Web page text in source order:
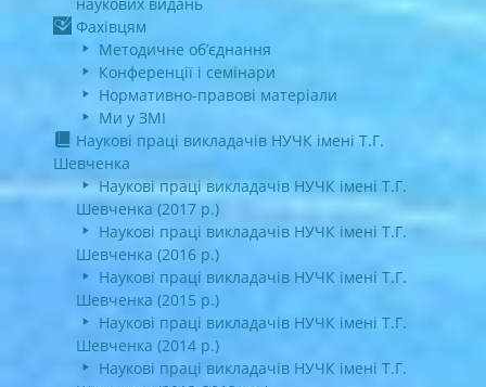
Фахівцям
Методичне об’єднання
Конференції і семінари
Нормативно-правові матеріали
Ми у ЗМІ
Наукові праці викладачів НУЧК імені Т.Г.
Шевченка
Наукові праці викладачів НУЧК імені Т.Г.
Шевченка (2017 р.)
Наукові праці викладачів НУЧК імені Т.Г.
Шевченка (2016 р.)
Наукові праці викладачів НУЧК імені Т.Г.
Шевченка (2015 р.)
Наукові праці викладачів НУЧК імені Т.Г.
Шевченка (2014 р.)
Наукові праці викладачів НУЧК імені Т.Г.